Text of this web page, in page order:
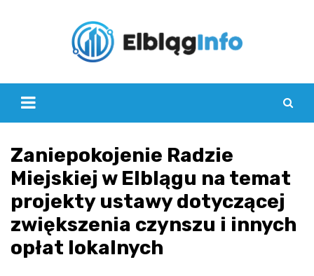
Zaniepokojenie Radzie
Miejskiej w Elblągu na temat
projekty ustawy dotyczącej
zwiększenia czynszu i innych
opłat lokalnych